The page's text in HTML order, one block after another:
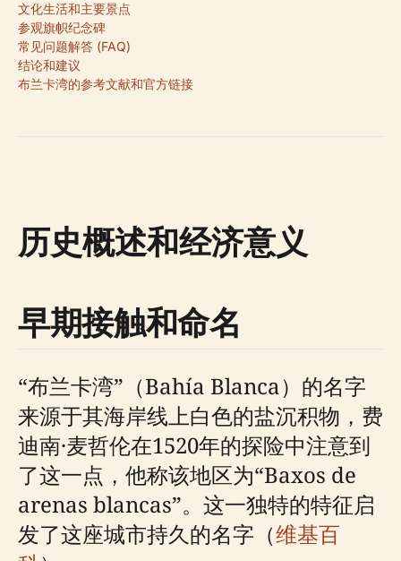
文化生活和主要景点
参观旗帜纪念碑
常见问题解答 (FAQ)
结论和建议
布兰卡湾的参考文献和官方链接
历史概述和经济意义
早期接触和命名
“布兰卡湾”（Bahía Blanca）的名字
来源于其海岸线上白色的盐沉积物，费
迪南·麦哲伦在1520年的探险中注意到
了这一点，他称该地区为“Baxos de
arenas blancas”。这一独特的特征启
发了这座城市持久的名字（维基百